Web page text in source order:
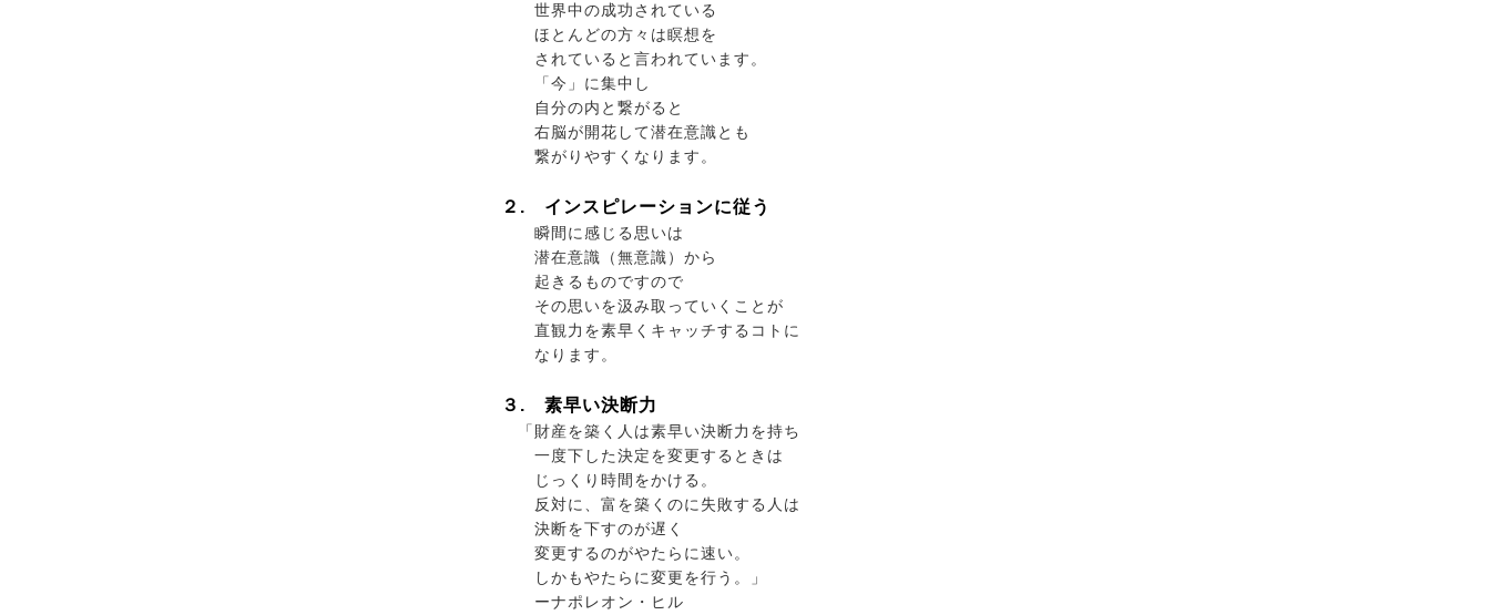
世界中の成功されている
ほとんどの方々は瞑想を
されていると言われています。
「今」に集中し
自分の内と繋がると
右脳が開花して潜在意識とも
繋がりやすくなります。
２. インスピレーションに従う
瞬間に感じる思いは
潜在意識（無意識）から
起きるものですので
その思いを汲み取っていくことが
直観力を素早くキャッチするコトに
なります。
３. 素早い決断力
「財産を築く人は素早い決断力を持ち
一度下した決定を変更するときは
じっくり時間をかける。
反対に、富を築くのに失敗する人は
決断を下すのが遅く
変更するのがやたらに速い。
しかもやたらに変更を行う。」
ーナポレオン・ヒル